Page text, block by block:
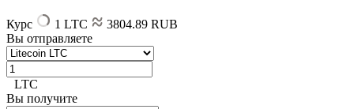
Курс 1 LTC
3804.89 RUB
Вы отправляете
LTC
Вы получите